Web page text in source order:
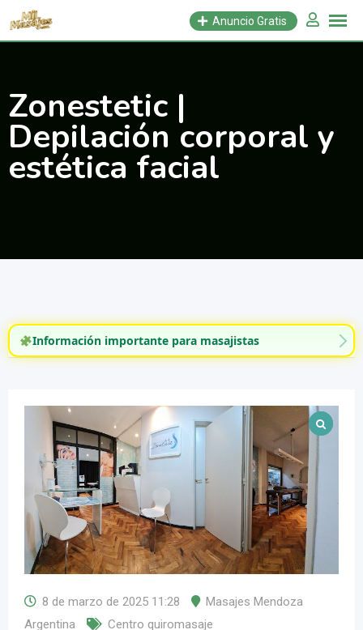
Saltar
Anuncio Gratis
Zonestetic |
Depilación corporal y
estética facial
Información importante para masajistas
8 de marzo de 2025 11:28
Masajes Mendoza
Argentina
Centro quiromasaje